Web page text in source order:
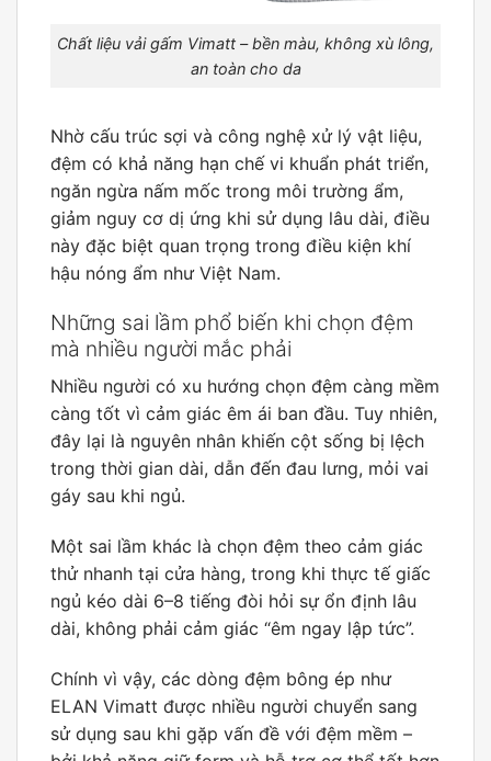
Chất liệu vải gấm Vimatt – bền màu, không xù lông,
an toàn cho da
Nhờ cấu trúc sợi và công nghệ xử lý vật liệu,
đệm có khả năng hạn chế vi khuẩn phát triển,
ngăn ngừa nấm mốc trong môi trường ẩm,
giảm nguy cơ dị ứng khi sử dụng lâu dài, điều
này đặc biệt quan trọng trong điều kiện khí
hậu nóng ẩm như Việt Nam.
Những sai lầm phổ biến khi chọn đệm
mà nhiều người mắc phải
Nhiều người có xu hướng chọn đệm càng mềm
càng tốt vì cảm giác êm ái ban đầu. Tuy nhiên,
đây lại là nguyên nhân khiến cột sống bị lệch
trong thời gian dài, dẫn đến đau lưng, mỏi vai
gáy sau khi ngủ.
Một sai lầm khác là chọn đệm theo cảm giác
thử nhanh tại cửa hàng, trong khi thực tế giấc
ngủ kéo dài 6–8 tiếng đòi hỏi sự ổn định lâu
dài, không phải cảm giác “êm ngay lập tức”.
Chính vì vậy, các dòng đệm bông ép như
ELAN Vimatt được nhiều người chuyển sang
sử dụng sau khi gặp vấn đề với đệm mềm –